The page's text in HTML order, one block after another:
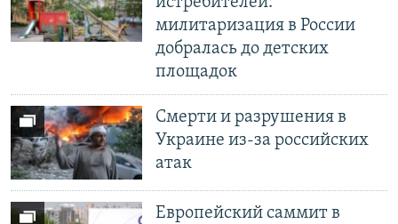
милитаризация в России
добралась до детских
площадок
Смерти и разрушения в
Украине из-за российских
атак
Европейский саммит в